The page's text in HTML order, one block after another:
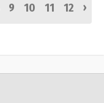
9 10 11 12 ›